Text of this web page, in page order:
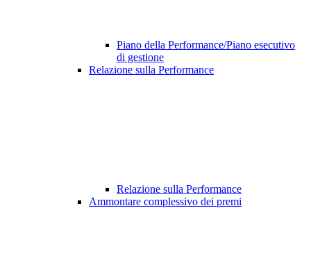
Piano della Performance/Piano esecutivo
di gestione
Relazione sulla Performance
Relazione sulla Performance
Ammontare complessivo dei premi